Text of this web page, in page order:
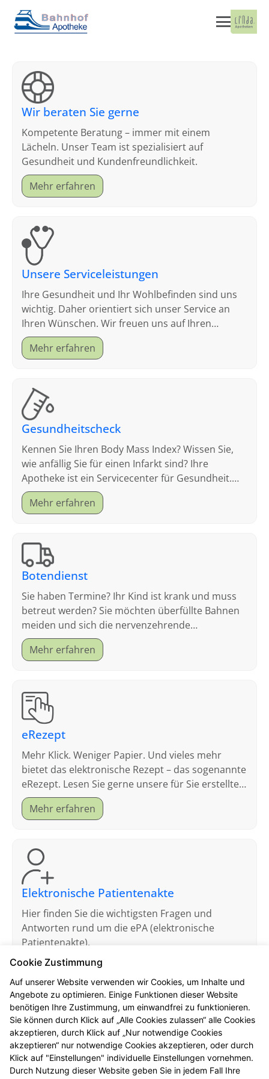
Wir beraten Sie gerne
Kompetente Beratung – immer mit einem
Lächeln. Unser Team ist spezialisiert auf
Gesundheit und Kundenfreundlichkeit.
Mehr erfahren
Unsere Serviceleistungen
Ihre Gesundheit und Ihr Wohlbefinden sind uns
wichtig. Daher orientiert sich unser Service an
Ihren Wünschen. Wir freuen uns auf Ihren
Besuch.
Mehr erfahren
Gesundheitscheck
Kennen Sie Ihren Body Mass Index? Wissen Sie,
wie anfällig Sie für einen Infarkt sind? Ihre
Apotheke ist ein Servicecenter für Gesundheit.
Schauen Sie sich an, welche Tests wir anbieten.
Mehr erfahren
Botendienst
Sie haben Termine? Ihr Kind ist krank und muss
betreut werden? Sie möchten überfüllte Bahnen
meiden und sich die nervenzehrende
Parkplatzsuche sparen?
Mehr erfahren
eRezept
Mehr Klick. Weniger Papier. Und vieles mehr
bietet das elektronische Rezept – das sogenannte
eRezept. Lesen Sie gerne unsere für Sie erstellten
FAQ.
Mehr erfahren
Elektronische Patientenakte
Hier finden Sie die wichtigsten Fragen und
Antworten rund um die ePA (elektronische
Patientenakte).
Mehr erfahren
Pharmazeutische Dienstleistungen
Seit Sommer 2022 haben Sie, egal ob gesetzlich
Cookie Zustimmung
Auf unserer Website verwenden wir Cookies, um Inhalte und
Angebote zu optimieren. Einige Funktionen dieser Website
benötigen Ihre Zustimmung, um einwandfrei zu funktionieren.
Sie können durch Klick auf „Alle Cookies zulassen“ alle Cookies
akzeptieren, durch Klick auf „Nur notwendige Cookies
akzeptieren“ nur notwendige Cookies akzeptieren, oder durch
Klick auf "Einstellungen" individuelle Einstellungen vornehmen.
Durch Nutzung dieser Website geben Sie in jedem Fall Ihre